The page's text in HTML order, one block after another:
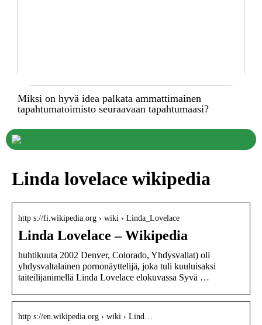
Miksi on hyvä idea palkata ammattimainen
tapahtumatoimisto seuraavaan tapahtumaasi?
Linda lovelace wikipedia
http s://fi.wikipedia.org › wiki › Linda_Lovelace
Linda Lovelace – Wikipedia
huhtikuuta 2002 Denver, Colorado, Yhdysvallat) oli
yhdysvaltalainen pornonäyttelijä, joka tuli kuuluisaksi
taiteilijanimellä Linda Lovelace elokuvassa Syvä …
http s://en.wikipedia.org › wiki › Lind…